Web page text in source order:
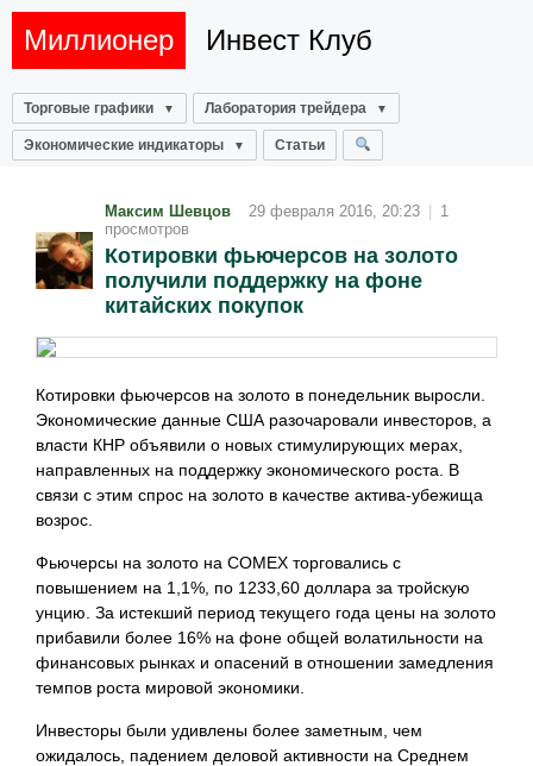
Миллионер Инвест Клуб
Торговые графики Лаборатория трейдера
Экономические индикаторы Статьи
Максим Шевцов 29 февраля 2016, 20:23
1
просмотров
Котировки фьючерсов на золото
получили поддержку на фоне
китайских покупок
Котировки фьючерсов на золото в понедельник выросли.
Экономические данные США разочаровали инвесторов, а
власти КНР объявили о новых стимулирующих мерах,
направленных на поддержку экономического роста. В
связи с этим спрос на золото в качестве актива-убежища
возрос.
Фьючерсы на золото на COMEX торговались с
повышением на 1,1%, по 1233,60 доллара за тройскую
унцию. За истекший период текущего года цены на золото
прибавили более 16% на фоне общей волатильности на
финансовых рынках и опасений в отношении замедления
темпов роста мировой экономики.
Инвесторы были удивлены более заметным, чем
ожидалось, падением деловой активности на Среднем